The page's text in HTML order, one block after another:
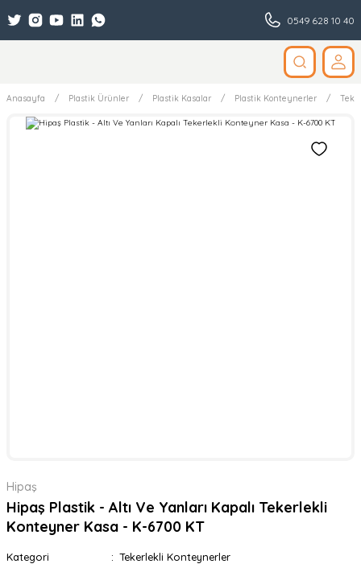
0549 628 10 40
Anasayfa Plastik Ürünler Plastik Kasalar Plastik Konteynerler
Hipaş
Hipaş Plastik - Altı Ve Yanları Kapalı Tekerlekli
Konteyner Kasa - K-6700 KT
Kategori
Tekerlekli Konteynerler